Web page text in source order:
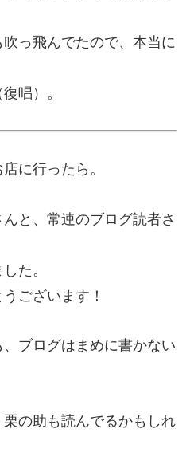
っ飛んでたので、本当に
唱）。
に行ったら。
と、常連のブログ読者さ
た。
ございます！
ブログはまめに書かない
の助も読んでるかもしれ